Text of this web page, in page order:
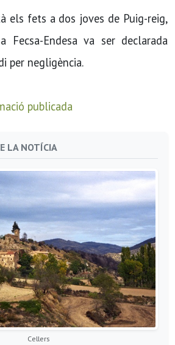
els fets a dos joves de Puig-reig,
Fecsa-Endesa va ser declarada
per negligència.
publicada
LA NOTÍCIA
Cellers